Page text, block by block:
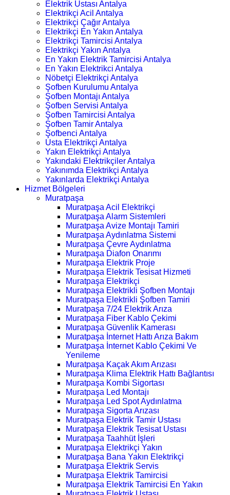
Elektrik Ustası Antalya
Elektrikçi Acil Antalya
Elektrikçi Çağır Antalya
Elektrikçi En Yakın Antalya
Elektrikçi Tamircisi Antalya
Elektrikçi Yakın Antalya
En Yakın Elektrik Tamircisi Antalya
En Yakın Elektrikci Antalya
Nöbetçi Elektrikçi Antalya
Şofben Kurulumu Antalya
Şofben Montajı Antalya
Şofben Servisi Antalya
Şofben Tamircisi Antalya
Şofben Tamir Antalya
Şofbenci Antalya
Usta Elektrikçi Antalya
Yakın Elektrikçi Antalya
Yakındaki Elektrikçiler Antalya
Yakınımda Elektrikçi Antalya
Yakınlarda Elektrikçi Antalya
Hizmet Bölgeleri
Muratpaşa
Muratpaşa Acil Elektrikçi
Muratpaşa Alarm Sistemleri
Muratpaşa Avize Montajı Tamiri
Muratpaşa Aydınlatma Sistemi
Muratpaşa Çevre Aydınlatma
Muratpaşa Diafon Onarımı
Muratpaşa Elektrik Proje
Muratpaşa Elektrik Tesisat Hizmeti
Muratpaşa Elektrikçi
Muratpaşa Elektrikli Şofben Montajı
Muratpaşa Elektrikli Şofben Tamiri
Muratpaşa 7/24 Elektrik Arıza
Muratpaşa Fiber Kablo Çekimi
Muratpaşa Güvenlik Kamerası
Muratpaşa İnternet Hattı Arıza Bakım
Muratpaşa İnternet Kablo Çekimi Ve
Yenileme
Muratpaşa Kaçak Akım Arızası
Muratpaşa Klima Elektrik Hattı Bağlantısı
Muratpaşa Kombi Sigortası
Muratpaşa Led Montajı
Muratpaşa Led Spot Aydınlatma
Muratpaşa Sigorta Arızası
Muratpaşa Elektrik Tamir Ustası
Muratpaşa Elektrik Tesisat Ustası
Muratpaşa Taahhüt İşleri
Muratpaşa Elektrikçi Yakın
Muratpaşa Bana Yakın Elektrikçi
Muratpaşa Elektrik Servis
Muratpaşa Elektrik Tamircisi
Muratpaşa Elektrik Tamircisi En Yakın